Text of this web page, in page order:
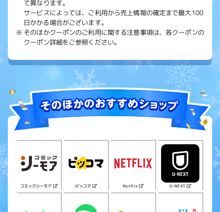
て異なります。
サービスによっては、ご利用から売上情報の確定まで最大100
日かかる場合がございます。
そのほかクーポンのご利用に関する注意事項は、各クーポンの
クーポン詳細をご参照ください。
コミックシーモア ピッコマ Netflix U-NEXT